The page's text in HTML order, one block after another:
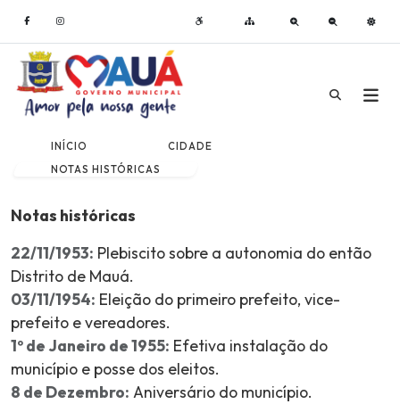
INÍCIO
CIDADE
NOTAS HISTÓRICAS
Notas históricas
22/11/1953: Plebiscito sobre a autonomia do então
Distrito de Mauá.
03/11/1954: Eleição do primeiro prefeito, vice-
prefeito e vereadores.
1º de Janeiro de 1955: Efetiva instalação do
município e posse dos eleitos.
8 de Dezembro: Aniversário do município.